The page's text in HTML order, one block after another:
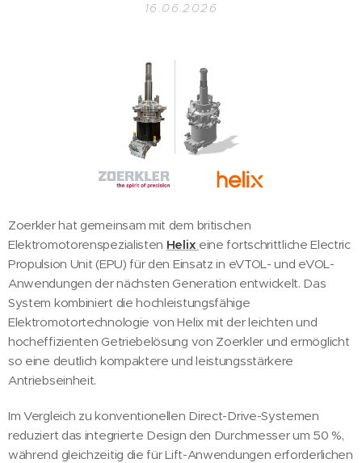
16.06.2026
Zoerkler hat gemeinsam mit dem britischen
Elektromotorenspezialisten Helix eine fortschrittliche Electric
Propulsion Unit (EPU) für den Einsatz in eVTOL- und eVOL-
Anwendungen der nächsten Generation entwickelt. Das
System kombiniert die hochleistungsfähige
Elektromotortechnologie von Helix mit der leichten und
hocheffizienten Getriebelösung von Zoerkler und ermöglicht
so eine deutlich kompaktere und leistungsstärkere
Antriebseinheit.
Im Vergleich zu konventionellen Direct-Drive-Systemen
reduziert das integrierte Design den Durchmesser um 50 %,
während gleichzeitig die für Lift-Anwendungen erforderlichen